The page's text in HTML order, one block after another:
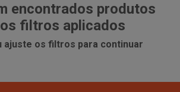
encontrados produtos
filtros aplicados
ajuste os filtros para continuar